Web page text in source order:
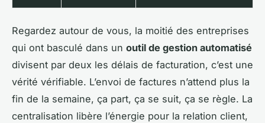
Regardez autour de vous, la moitié des entreprises
qui ont basculé dans un outil de gestion automatisé
divisent par deux les délais de facturation, c’est une
vérité vérifiable. L’envoi de factures n’attend plus la
fin de la semaine, ça part, ça se suit, ça se règle. La
centralisation libère l’énergie pour la relation client,